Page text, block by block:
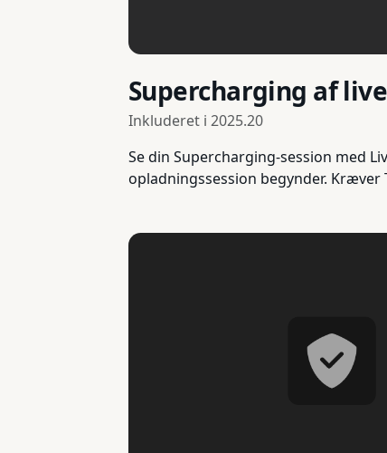
Supercharging af
Inkluderet i 2025.20
Se din Supercharging-session med
opladningssession begynder. Kræver